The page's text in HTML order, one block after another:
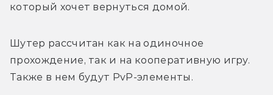
который хочет вернуться домой.
Шутер рассчитан как на одиночное
прохождение, так и на кооперативную игру.
Также в нем будут PvP-элементы.